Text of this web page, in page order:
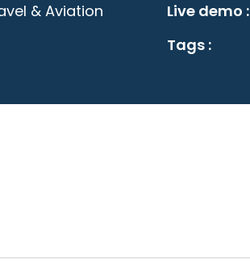
& Aviation
Live demo :
Tags :